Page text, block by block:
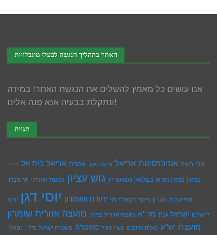
האתר בתהליך הנגשה לבעלי מוגבלויות
אנו עושים כל מאמץ להשלים את הנגשת האתר! במידה
ונתקלת בבעיה אנא פנה אלינו!
תגיות
אבי רואה אוניברסיטת אריאל איילת שקד אפרת אריאל בית אל בנייה
בנימין בנימין נתניהו בצלאל סמוטריץ גוש עציון המנהל האזרחי הר חברון
התיישבות חברון חינוך חננאל דורני יהודה ושומרון יוסי דגן יצהר
ירושלים ישראל גנץ מד"א מועצה אזורית בנימין מועצה אזורית שומרון
מועצת יש''ע מעלה אדומים משה סוויל משטרה משטרת ישראל נדל''ן נפתלי